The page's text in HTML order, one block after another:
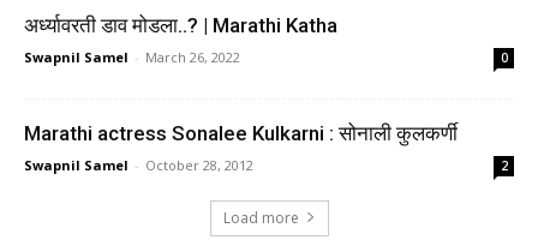
अर्ध्यावरती डाव मोडला..? | Marathi Katha
Swapnil Samel - March 26, 2022 0
Marathi actress Sonalee Kulkarni : सोनाली कुलकर्णी
Swapnil Samel - October 28, 2012 2
Load more